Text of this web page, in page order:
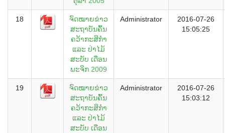
18
ຈົດໝາຍຂ່າວ
ສະຖາບັນຄົ້ນ
ຄວ້າກະສິກຳ
ແລະ ປ່າໄມ້
ສະບັບ ເດືອນ
ພະຈິກ 2009
Administrator
2016-07-26
15:05:25
19
ຈົດໝາຍຂ່າວ
ສະຖາບັນຄົ້ນ
ຄວ້າກະສິກຳ
ແລະ ປ່າໄມ້
ສະບັບ ເດືອນ
Administrator
2016-07-26
15:03:12